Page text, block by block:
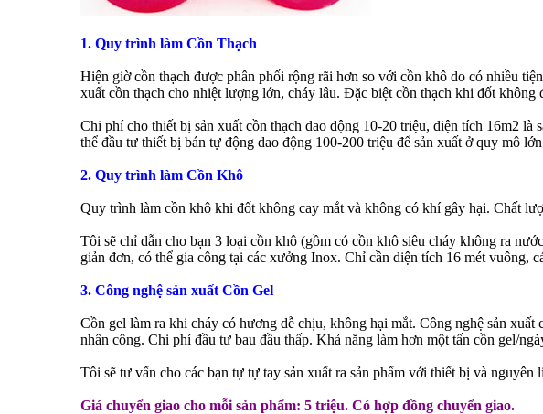
1. Quy trình làm Cồn Thạch
Hiện giờ cồn thạch được phân phối rộng rãi hơn so với cồn khô do có nhiều
xuất cồn thạch cho nhiệt lượng lớn, cháy lâu. Đặc biệt cồn thạch khi đốt
Chi phí cho thiết bị sản xuất cồn thạch dao động 10-20 triệu, diện tích 16m2
thể đầu tư thiết bị bán tự động dao động 100-200 triệu để sản xuất ở quy mô
2. Quy trình làm Cồn Khô
Quy trình làm cồn khô khi đốt không cay mắt và không có khí gây hại. Chất
Tôi sẽ chỉ dẫn cho bạn 3 loại cồn khô (gồm có cồn khô siêu cháy không ra
giản đơn, có thể gia công tại các xưởng Inox. Chỉ cần diện tích 16 mét vuông,
3. Công nghệ sản xuất Cồn Gel
Cồn gel làm ra khi cháy có hương dễ chịu, không hại mắt. Công nghệ sản
nhân công. Chi phí đầu tư bau đầu thấp. Khả năng làm hơn một tấn cồn gel/
Tôi sẽ tư vấn cho các bạn tự tự tay sản xuất ra sản phẩm với thiết bị và nguyên
Giá chuyển giao cho mỗi sản phẩm: 5 triệu. Có hợp đồng chuyển giao.